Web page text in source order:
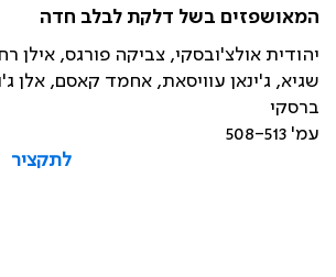
המאושפזים בשל דלקת לבלב חדה
יהודית אולצ'ובסקי, צביקה פורגס, אילן
שגיא, ג'ינאן עוויסאת, אחמד קאסם, אלן
ברסקי
עמ' 508-513
לתקציר